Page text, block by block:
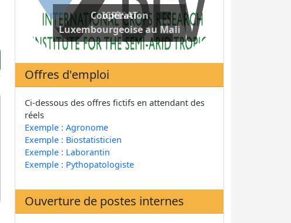
Coopération
Luxembourgeoise au Mali
Offres d'emploi
Ci-dessous des offres fictifs en attendant des
réels
Exemple : Agronome
Exemple : Biostatisticien
Exemple : Laborantin
Exemple : Pythopatologiste
Ouverture de postes internes